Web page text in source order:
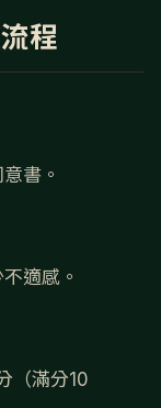
程
書。
適感。
（滿分10